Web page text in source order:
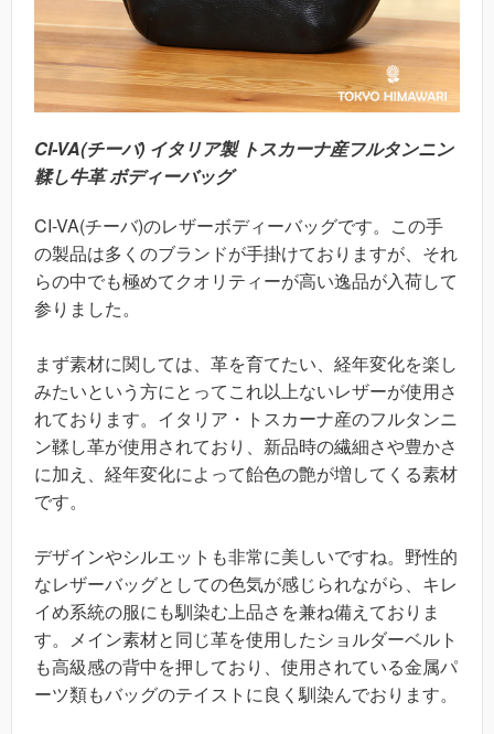
CI-VA(チーバ) イタリア製 トスカーナ産フルタンニン
鞣し牛革 ボディーバッグ
CI-VA(チーバ)のレザーボディーバッグです。この手
の製品は多くのブランドが手掛けておりますが、それ
らの中でも極めてクオリティーが高い逸品が入荷して
参りました。
まず素材に関しては、革を育てたい、経年変化を楽し
みたいという方にとってこれ以上ないレザーが使用さ
れております。イタリア・トスカーナ産のフルタンニ
ン鞣し革が使用されており、新品時の繊細さや豊かさ
に加え、経年変化によって飴色の艶が増してくる素材
です。
デザインやシルエットも非常に美しいですね。野性的
なレザーバッグとしての色気が感じられながら、キレ
イめ系統の服にも馴染む上品さを兼ね備えておりま
す。メイン素材と同じ革を使用したショルダーベルト
も高級感の背中を押しており、使用されている金属パ
ーツ類もバッグのテイストに良く馴染んでおります。